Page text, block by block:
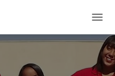
L
T
E
R
N